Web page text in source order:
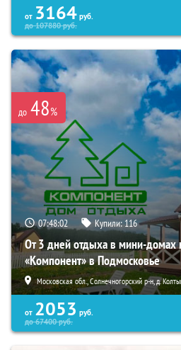
от 3164 руб.
до107880руб.
до 48%
07:48:01 Купили: 116
От 3 дней отдыха в мини-домах
«Компонент» в Подмосковье
Московская обл., Солнечногорский р-н, д.
от 2053 руб.
до67400руб.